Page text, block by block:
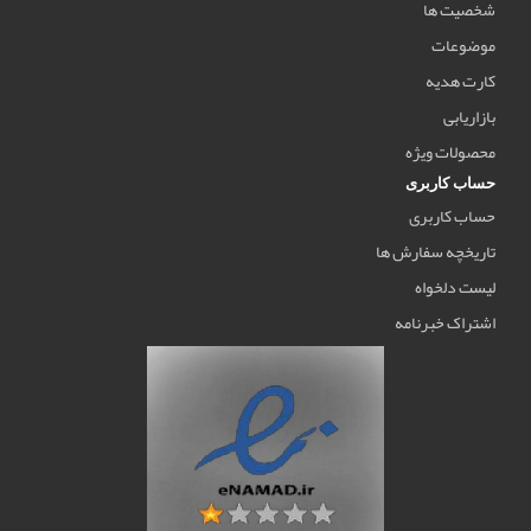
شخصیت ها
موضوعات
کارت هدیه
بازاریابی
محصولات ویژه
حساب کاربری
حساب کاربری
تاریخچه سفارش ها
لیست دلخواه
اشتراک خبرنامه